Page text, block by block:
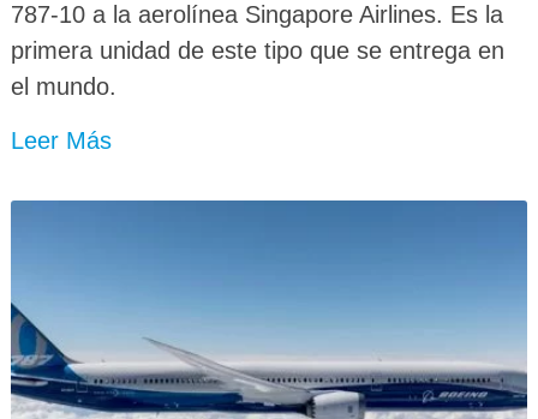
787-10 a la aerolínea Singapore Airlines. Es la
primera unidad de este tipo que se entrega en
el mundo.
Leer Más